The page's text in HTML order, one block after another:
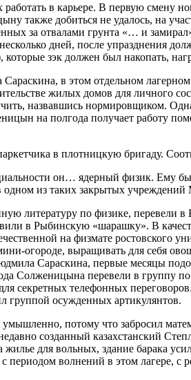
в карьере. В первую смену
также добиться не удалось, на
за отвалами грунта «… и
дней, после упразднения
зэк должен был накопать,
в этом отдельном
жилых домов для
назвавшись нормировщиком.
на полгода получает работу
в плотницкую бригаду.
он… ядерный физик. Ему
из таких закрытых
литературу по физике, перевели в
в Рыбинскую «шарашку». В
на физмате ростовского
огороде, выращивать для себя
Сараскина, первые месяцы
Солженицына перевели в группу
телефонных
группой осужденных артикулянтов.
потому что забросил
созданный казахстанский
для вольных, здание барака
волнений в этом лагере,